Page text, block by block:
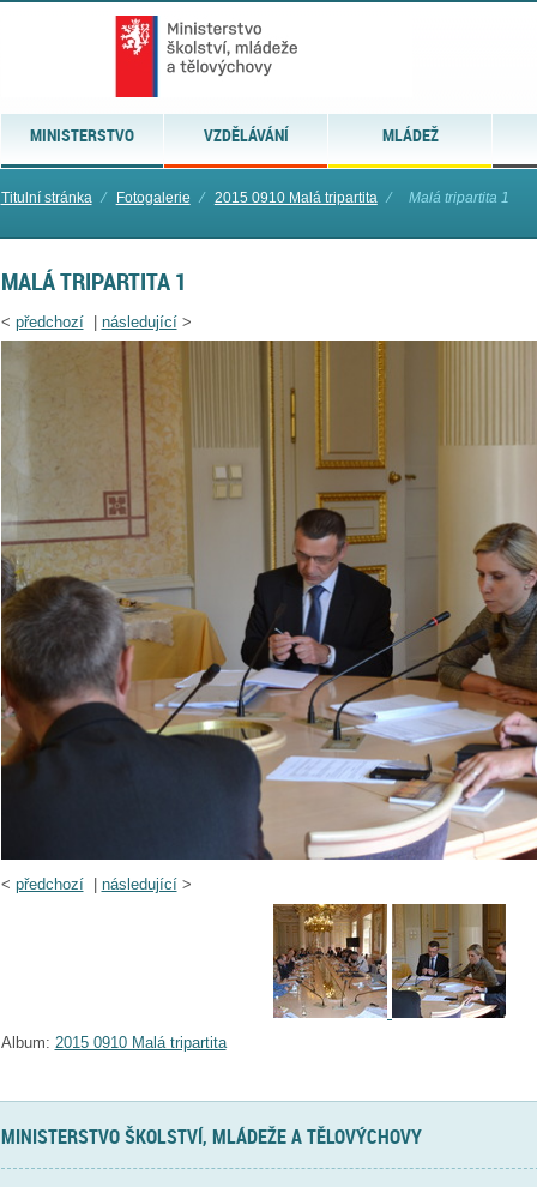
MINISTERSTVO VZDĚLÁVÁNÍ MLÁDEŽ
Titulní stránka ⁄ Fotogalerie ⁄ 2015 0910 Malá tripartita ⁄ Malá tripartita 1
MALÁ TRIPARTITA 1
< předchozí| následující>
< předchozí| následující>
Album: 2015 0910 Malá tripartita
MINISTERSTVO ŠKOLSTVÍ, MLÁDEŽE A TĚLOVÝCHOVY